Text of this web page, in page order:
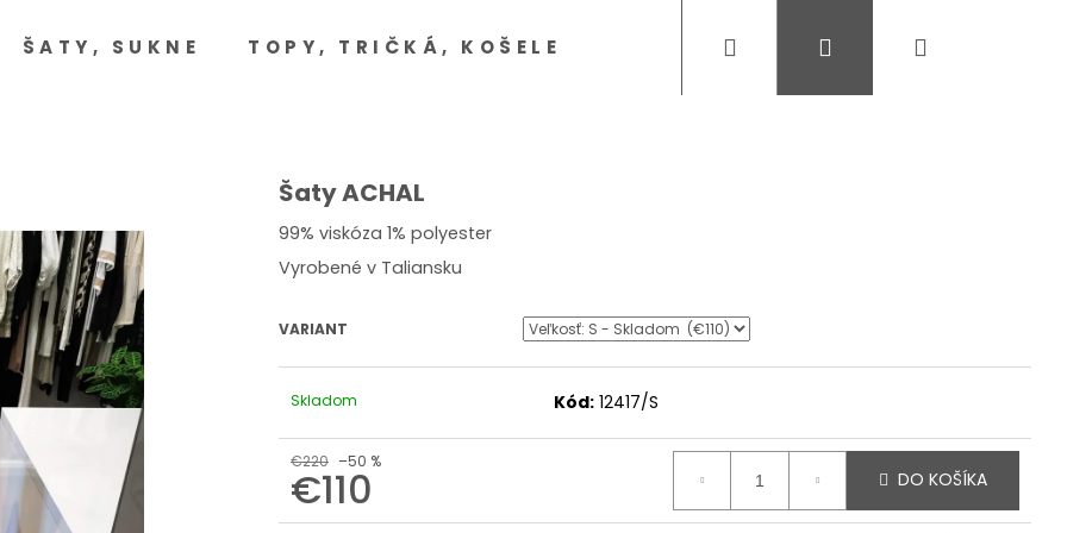
ŠATY, SUKNE TOPY, TRIČKÁ, KOŠELE SVETRE, PULÓVRE NOHAVICE,
Hľadať Prihlásenie
Šaty ACHAL
99% viskóza 1% polyester
Vyrobené v Taliansku
VARIANT
Skladom Kód: 12417/S
€220 –50 %
€110 DO KOŠÍKA
Odporúčame